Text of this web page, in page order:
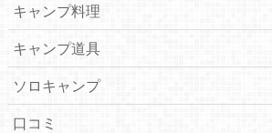
キャンプ料理
キャンプ道具
ソロキャンプ
口コミ